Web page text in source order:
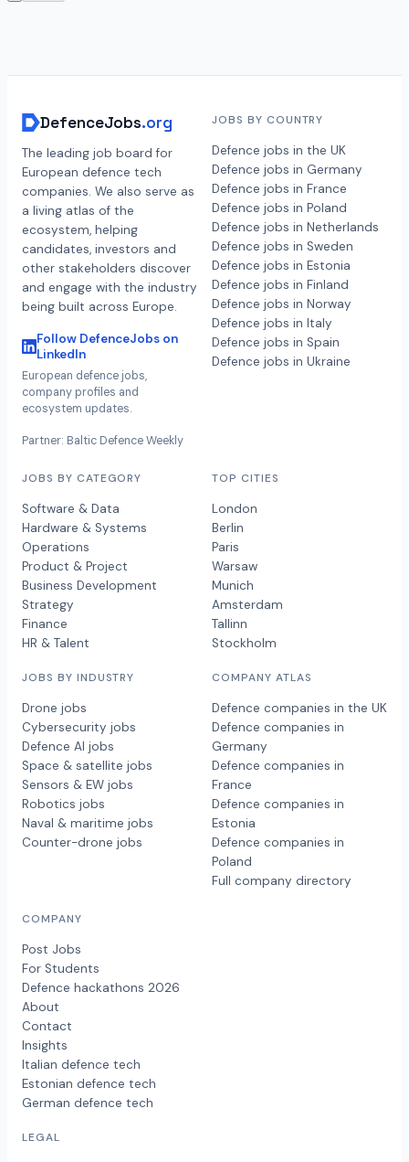
DefenceJobs.org
The leading job board for
European defence tech
companies. We also serve as
a living atlas of the
ecosystem, helping
candidates, investors and
other stakeholders discover
and engage with the industry
being built across Europe.
Follow DefenceJobs on
LinkedIn
European defence jobs,
company profiles and
ecosystem updates.
Partner: Baltic Defence Weekly
JOBS BY COUNTRY
Defence jobs in the UK
Defence jobs in Germany
Defence jobs in France
Defence jobs in Poland
Defence jobs in Netherlands
Defence jobs in Sweden
Defence jobs in Estonia
Defence jobs in Finland
Defence jobs in Norway
Defence jobs in Italy
Defence jobs in Spain
Defence jobs in Ukraine
JOBS BY CATEGORY
Software & Data
Hardware & Systems
Operations
Product & Project
Business Development
Strategy
Finance
HR & Talent
JOBS BY INDUSTRY
Drone jobs
Cybersecurity jobs
Defence AI jobs
Space & satellite jobs
Sensors & EW jobs
Robotics jobs
Naval & maritime jobs
Counter-drone jobs
TOP CITIES
London
Berlin
Paris
Warsaw
Munich
Amsterdam
Tallinn
Stockholm
COMPANY ATLAS
Defence companies in the UK
Defence companies in
Germany
Defence companies in
France
Defence companies in
Estonia
Defence companies in
Poland
Full company directory
COMPANY
Post Jobs
For Students
Defence hackathons 2026
About
Contact
Insights
Italian defence tech
Estonian defence tech
German defence tech
LEGAL